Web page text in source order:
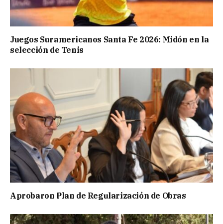
Juegos Suramericanos Santa Fe 2026: Midón en la
selección de Tenis
Aprobaron Plan de Regularización de Obras